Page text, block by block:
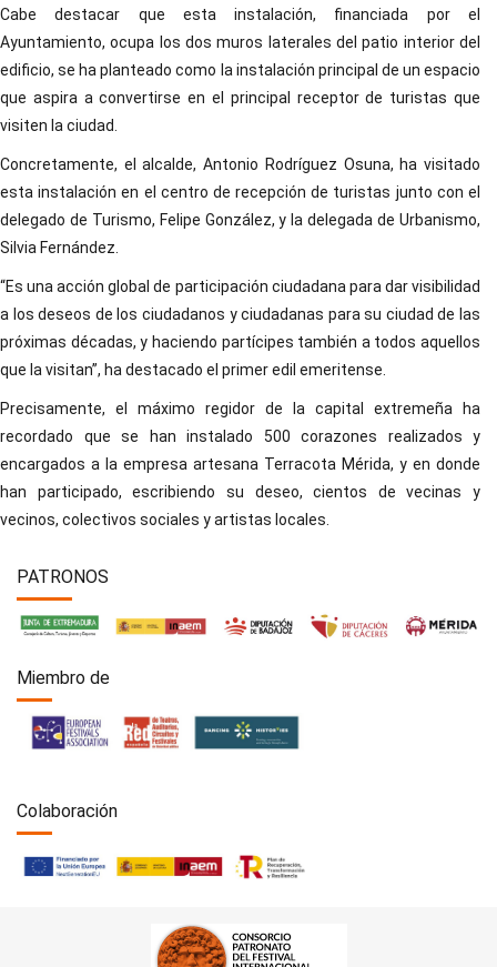
Cabe destacar que esta instalación, financiada por el
Ayuntamiento, ocupa los dos muros laterales del patio interior del
edificio, se ha planteado como la instalación principal de un espacio
que aspira a convertirse en el principal receptor de turistas que
visiten la ciudad.
Concretamente, el alcalde, Antonio Rodríguez Osuna, ha visitado
esta instalación en el centro de recepción de turistas junto con el
delegado de Turismo, Felipe González, y la delegada de Urbanismo,
Silvia Fernández.
“Es una acción global de participación ciudadana para dar visibilidad
a los deseos de los ciudadanos y ciudadanas para su ciudad de las
próximas décadas, y haciendo partícipes también a todos aquellos
que la visitan”, ha destacado el primer edil emeritense.
Precisamente, el máximo regidor de la capital extremeña ha
recordado que se han instalado 500 corazones realizados y
encargados a la empresa artesana Terracota Mérida, y en donde
han participado, escribiendo su deseo, cientos de vecinas y
vecinos, colectivos sociales y artistas locales.
PATRONOS
Miembro de
Colaboración